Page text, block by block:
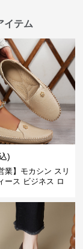
イテム
)
業】モカシン スリ
ース ビジネス ロ
プス以外